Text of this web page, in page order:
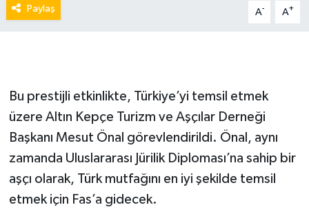
Paylaş A- A+
Bu prestijli etkinlikte, Türkiye’yi temsil etmek
üzere Altın Kepçe Turizm ve Aşçılar Derneği
Başkanı Mesut Önal görevlendirildi. Önal, aynı
zamanda Uluslararası Jürilik Diploması’na sahip bir
aşçı olarak, Türk mutfağını en iyi şekilde temsil
etmek için Fas’a gidecek.